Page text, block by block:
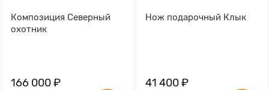
Композиция Северный
охотник
166 000 ₽
Нож подарочный Клык
41 400 ₽